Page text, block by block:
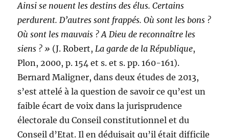
Ainsi se nouent les destins des élus. Certains
perdurent. D’autres sont frappés. Où sont les bons ?
Où sont les mauvais ? A Dieu de reconnaître les
siens ? » (J. Robert,La garde de la République,
Plon, 2000, p. 154 et s. et s. pp. 160-161).
Bernard Maligner, dans deux études de 2013,
s’est attelé à la question de savoir ce qu’est un
faible écart de voix dans la jurisprudence
électorale du Conseil constitutionnel et du
Conseil d’Etat. Il en déduisait qu’il était difficile